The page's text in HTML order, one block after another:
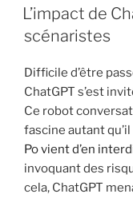
U
B
L
L
E
L’impact de
scénaristes
Difficile d’être
ChatGPT s’est
Ce robot
fascine autant
Po vient d’en
invoquant des
cela, ChatGPT